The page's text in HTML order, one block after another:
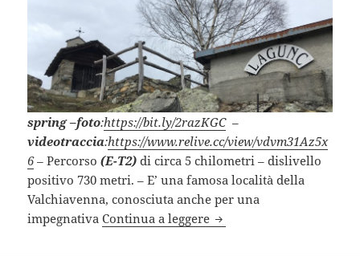
spring–foto:https://bit.ly/2razKGC –
videotraccia:https://www.relive.cc/view/vdvm31Az5x
6– Percorso (E-T2)di circa 5 chilometri – dislivello
positivo 730 metri. – E’ una famosa località della
Valchiavenna, conosciuta anche per una
impegnativaContinua a leggere ALPE LAGUNC da